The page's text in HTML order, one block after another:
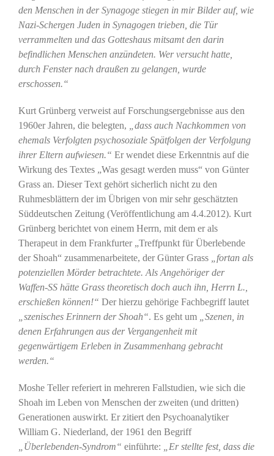
den Menschen in der Synagoge stiegen in mir Bilder auf, wie
Nazi-Schergen Juden in Synagogen trieben, die Tür
verrammelten und das Gotteshaus mitsamt den darin
befindlichen Menschen anzündeten. Wer versucht hatte,
durch Fenster nach draußen zu gelangen, wurde
erschossen.“
Kurt Grünberg verweist auf Forschungsergebnisse aus den
1960er Jahren, die belegten, „dass auch Nachkommen von
ehemals Verfolgten psychosoziale Spätfolgen der Verfolgung
ihrer Eltern aufwiesen.“ Er wendet diese Erkenntnis auf die
Wirkung des Textes „Was gesagt werden muss“ von Günter
Grass an. Dieser Text gehört sicherlich nicht zu den
Ruhmesblättern der im Übrigen von mir sehr geschätzten
Süddeutschen Zeitung (Veröffentlichung am 4.4.2012). Kurt
Grünberg berichtet von einem Herrn, mit dem er als
Therapeut in dem Frankfurter „Treffpunkt für Überlebende
der Shoah“ zusammenarbeitete, der Günter Grass „fortan als
potenziellen Mörder betrachtete. Als Angehöriger der
Waffen-SS hätte Grass theoretisch doch auch ihn, Herrn L.,
erschießen können!“ Der hierzu gehörige Fachbegriff lautet
„szenisches Erinnern der Shoah“. Es geht um „Szenen, in
denen Erfahrungen aus der Vergangenheit mit
gegenwärtigem Erleben in Zusammenhang gebracht
werden.“
Moshe Teller referiert in mehreren Fallstudien, wie sich die
Shoah im Leben von Menschen der zweiten (und dritten)
Generationen auswirkt. Er zitiert den Psychoanalytiker
William G. Niederland, der 1961 den Begriff
„Überlebenden-Syndrom“ einführte: „Er stellte fest, dass die